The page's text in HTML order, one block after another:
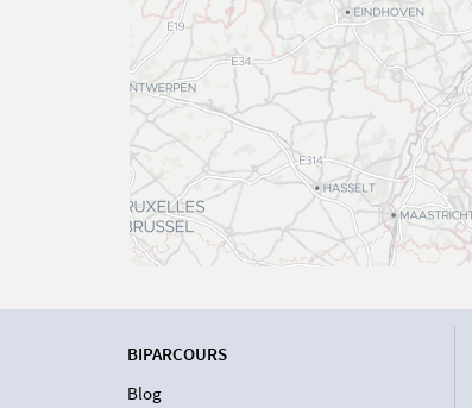
BIPARCOURS
Blog